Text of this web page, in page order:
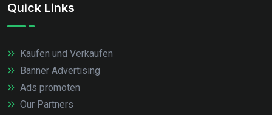
Quick Links
Kaufen und Verkaufen
Banner Advertising
Ads promoten
Our Partners